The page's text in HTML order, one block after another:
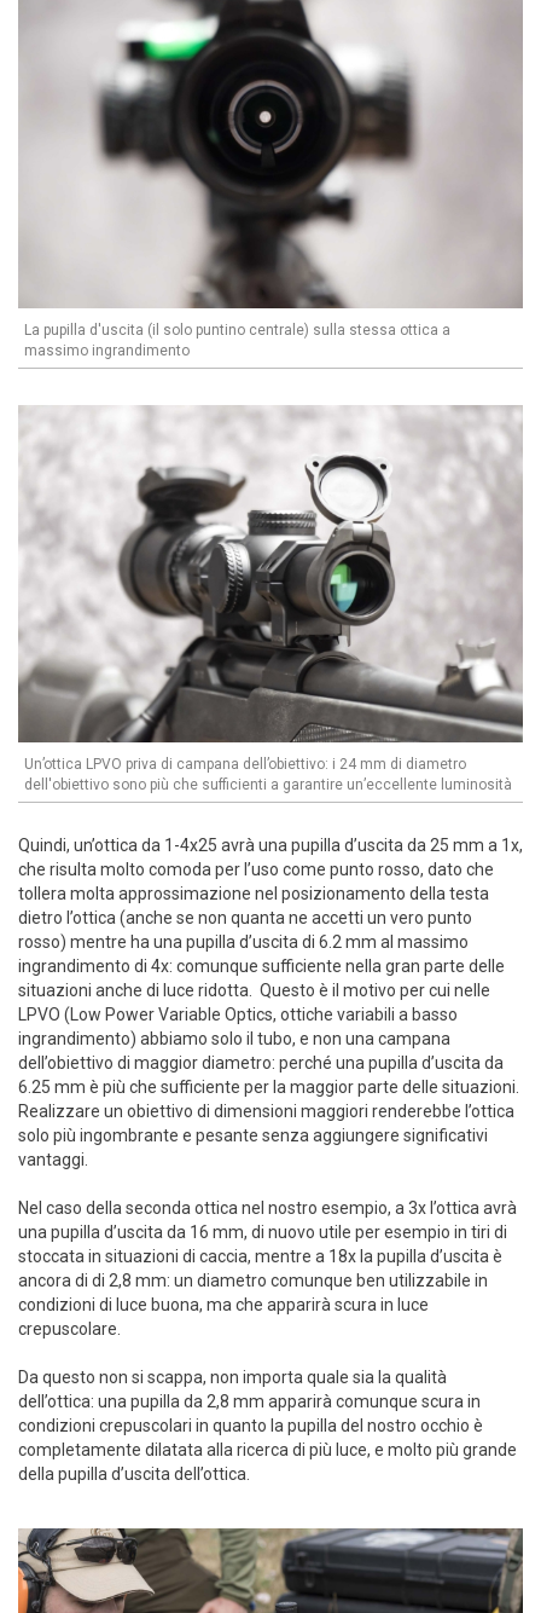
La pupilla d'uscita (il solo puntino centrale) sulla stessa ottica a
massimo ingrandimento
Un’ottica LPVO priva di campana dell’obiettivo: i 24 mm di diametro
dell'obiettivo sono più che sufficienti a garantire un’eccellente luminosità
Quindi, un’ottica da 1-4x25 avrà una pupilla d’uscita da 25 mm a 1x,
che risulta molto comoda per l’uso come punto rosso, dato che
tollera molta approssimazione nel posizionamento della testa
dietro l’ottica (anche se non quanta ne accetti un vero punto
rosso) mentre ha una pupilla d’uscita di 6.2 mm al massimo
ingrandimento di 4x: comunque sufficiente nella gran parte delle
situazioni anche di luce ridotta. Questo è il motivo per cui nelle
LPVO (Low Power Variable Optics, ottiche variabili a basso
ingrandimento) abbiamo solo il tubo, e non una campana
dell’obiettivo di maggior diametro: perché una pupilla d’uscita da
6.25 mm è più che sufficiente per la maggior parte delle situazioni.
Realizzare un obiettivo di dimensioni maggiori renderebbe l’ottica
solo più ingombrante e pesante senza aggiungere significativi
vantaggi.
Nel caso della seconda ottica nel nostro esempio, a 3x l’ottica avrà
una pupilla d’uscita da 16 mm, di nuovo utile per esempio in tiri di
stoccata in situazioni di caccia, mentre a 18x la pupilla d’uscita è
ancora di di 2,8 mm: un diametro comunque ben utilizzabile in
condizioni di luce buona, ma che apparirà scura in luce
crepuscolare.
Da questo non si scappa, non importa quale sia la qualità
dell’ottica: una pupilla da 2,8 mm apparirà comunque scura in
condizioni crepuscolari in quanto la pupilla del nostro occhio è
completamente dilatata alla ricerca di più luce, e molto più grande
della pupilla d’uscita dell’ottica.